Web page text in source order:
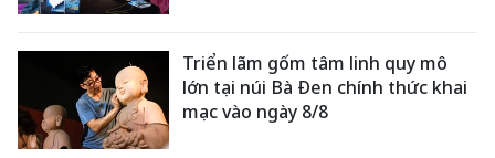
Triển lãm gốm tâm linh quy mô
lớn tại núi Bà Đen chính thức khai
mạc vào ngày 8/8